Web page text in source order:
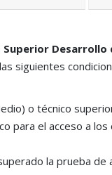
Desarrollo
siguientes
o técnico
para el acceso a los
la prueba de